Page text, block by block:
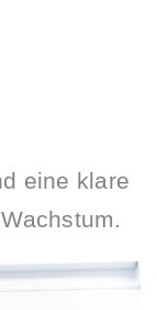
eine klare